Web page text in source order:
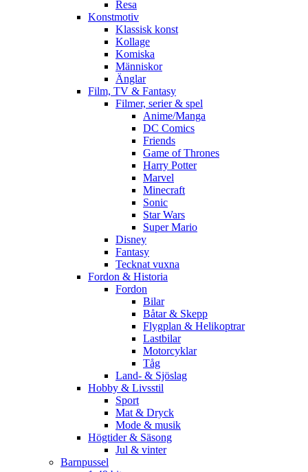
Resa
Konstmotiv
Klassisk konst
Kollage
Komiska
Människor
Änglar
Film, TV & Fantasy
Filmer, serier & spel
Anime/Manga
DC Comics
Friends
Game of Thrones
Harry Potter
Marvel
Minecraft
Sonic
Star Wars
Super Mario
Disney
Fantasy
Tecknat vuxna
Fordon & Historia
Fordon
Bilar
Båtar & Skepp
Flygplan & Helikoptrar
Lastbilar
Motorcyklar
Tåg
Land- & Sjöslag
Hobby & Livsstil
Sport
Mat & Dryck
Mode & musik
Högtider & Säsong
Jul & vinter
Barnpussel